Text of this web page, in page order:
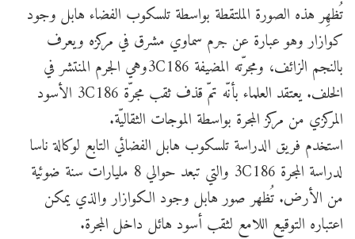
تُظهِر هذه الصورة الملتقطة بواسطة تلسكوب الفضاء هابل وجود
كوازار وهو عبارة عن جرم سماوي مشرق في مركزه ويعرف
بالنجم الزائف، ومجرّته المضيفة 3C186وهي الجرم المنتشر في
الخلف. يعتقد العلماء بأنّه تمّ قذف ثقب مجرّة 3C186 الأسود
المركزي من مركز المجرة بواسطة الموجات الثقاليّة.
استخدم فريق الدراسة تلسكوب هابل الفضائي التابع لوكالة ناسا
لدراسة المجرة 3C186 والتي تبعد حوالي 8 مليارات سنة ضوئية
من الأرض. تُظهر صور هابل وجود الكوازار والذي يمكن
اعتباره التوقيع اللامع لثقب أسود هائل داخل المجرة.